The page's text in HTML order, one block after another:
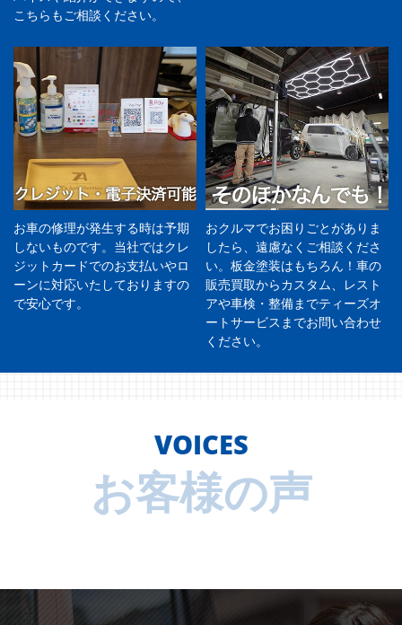
こちらもご相談ください。
お車の修理が発生する時は予期
しないものです。当社ではクレ
ジットカードでのお支払いやロ
ーンに対応いたしておりますの
で安心です。
おクルマでお困りごとがありま
したら、遠慮なくご相談くださ
い。板金塗装はもちろん！車の
販売買取からカスタム、レスト
アや車検・整備までティーズオ
ートサービスまでお問い合わせ
ください。
お客様の声
VOICES